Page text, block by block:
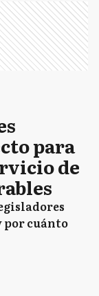
para
de
por cuánto